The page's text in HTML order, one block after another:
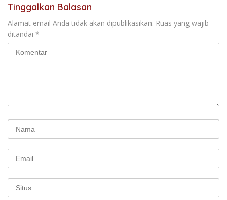
Tinggalkan Balasan
Alamat email Anda tidak akan dipublikasikan. Ruas yang wajib
ditandai *